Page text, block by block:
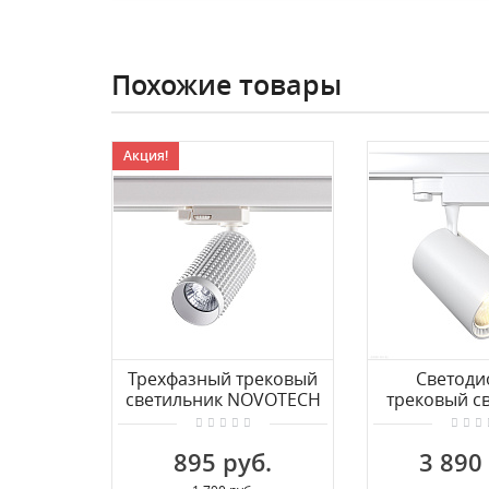
Похожие товары
Акция!
Трехфазный трековый
cветильник NOVOTECH
MAIS 370767
895 руб.
трековый
для 3-
Vuoro TR029-
3 890